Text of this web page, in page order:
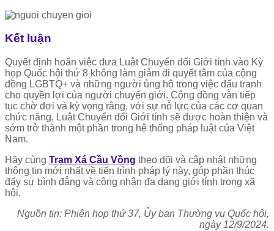
Kết luận
Quyết định hoãn việc đưa Luật Chuyển đổi Giới tính vào Kỳ
họp Quốc hội thứ 8 không làm giảm đi quyết tâm của cộng
đồng LGBTQ+ và những người ủng hộ trong việc đấu tranh
cho quyền lợi của người chuyển giới. Cộng đồng vẫn tiếp
tục chờ đợi và kỳ vọng rằng, với sự nỗ lực của các cơ quan
chức năng, Luật Chuyển đổi Giới tính sẽ được hoàn thiện và
sớm trở thành một phần trong hệ thống pháp luật của Việt
Nam.
Hãy cùng Trạm Xá Cầu Vồng theo dõi và cập nhật những
thông tin mới nhất về tiến trình pháp lý này, góp phần thúc
đẩy sự bình đẳng và công nhận đa dạng giới tính trong xã
hội.
Nguồn tin: Phiên họp thứ 37, Ủy ban Thường vụ Quốc hội,
ngày 12/9/2024.